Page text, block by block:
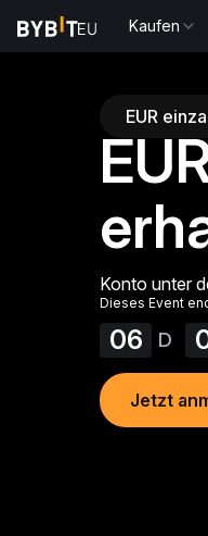
Kaufen
EUR
Konto unter
Dieses Event
06 D
Jetzt